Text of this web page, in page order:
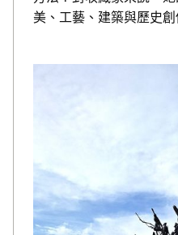
美、工藝、建築與歷史